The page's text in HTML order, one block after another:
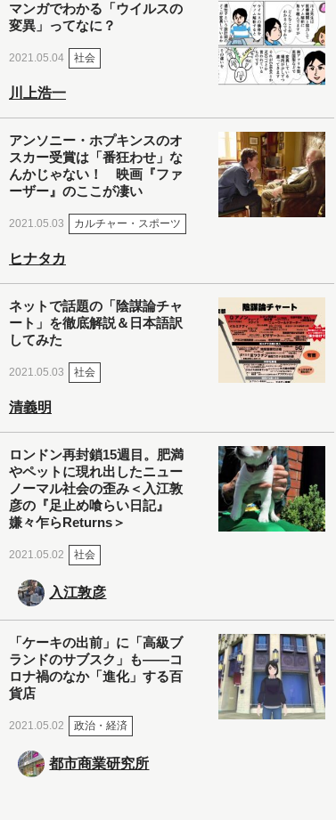
マンガでわかる「ウイルスの
変異」ってなに？
2021.05.04 社会
川上浩一
アンソニー・ホプキンスのオ
スカー受賞は「番狂わせ」な
んかじゃない！ 映画『ファ
ーザー』のここが凄い
2021.05.03 カルチャー・スポーツ
ヒナタカ
ネットで話題の「陰謀論チャ
ート」を徹底解説＆日本語訳
してみた
2021.05.03 社会
清義明
ロンドン再封鎖15週目。肥満
やペットに現れ出したニュー
ノーマル社会の歪み＜入江敦
彦の『足止め喰らい日記』
嫌々乍らReturns＞
2021.05.02 社会
入江敦彦
「ケーキの出前」に「高級ブ
ランドのサブスク」も――コ
ロナ禍のなか「進化」する百
貨店
2021.05.02 政治・経済
都市商業研究所